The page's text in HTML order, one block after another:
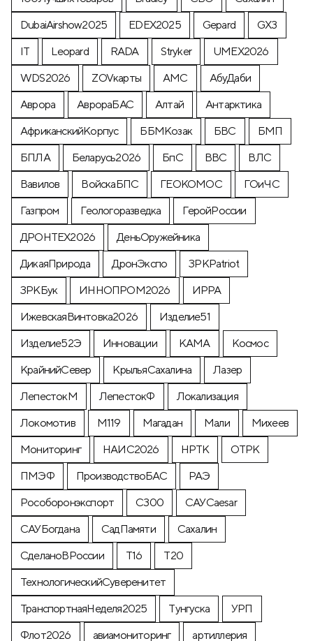
DubaiAirshow2025
EDEX2025 Gepard
GX3
IT
Leopard RADA Stryker
UMEX2026
WDS2026
ZOVкарты АМС
АбуДаби
Аврора
АврораБАС Алтай
Антарктика
АфриканскийКорпус
ББМКозак БВС
БМП
БПЛА
Беларусь2026 БпС ВВС
ВЛС
Вавилов
ВойскаБПС ГЕОКОМОС
ГОиЧС
Газпром
Геологоразведка
ГеройРоссии
ДРОНТЕХ2026
ДеньОружейника
ДикаяПрирода
ДронЭкспо
ЗРКPatriot
ЗРКБук
ИННОПРОМ2026
ИРРА
ИжевскаяВинтовка2026
Изделие51
Изделие52Э
Инновации КАМА
Космос
КрайнийСевер
КрыльяСахалина
Лазер
ЛепестокМ
ЛепестокФ
Локализация
Локомотив
М119 Магадан Мали
Михеев
Мониторинг
НАИС2026 НРТК
ОТРК
ПМЭФ
ПроизводствоБАС
РАЭ
Рособоронэкспорт
С300
САУCaesar
САУБогдана
СадПамяти
Сахалин
СделаноВРоссии
Т16
Т20
ТехнологическийСуверенитет
ТранспортнаяНеделя2025
Тунгуска
УРП
Флот2026
авиамониторинг артиллерия